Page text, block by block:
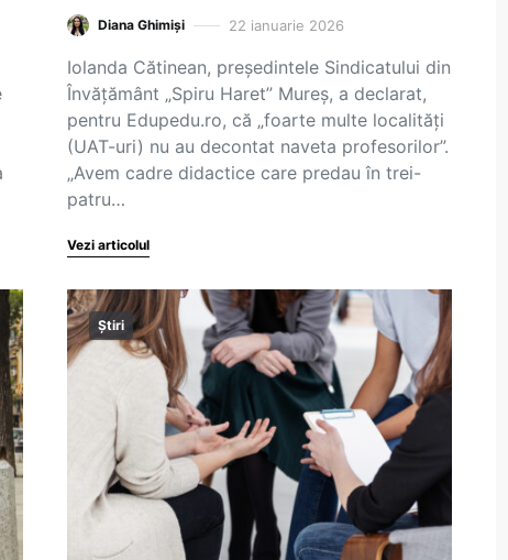
Diana Ghimiși 22 ianuarie 2026
Iolanda Cătinean, președintele Sindicatului din
Învățământ „Spiru Haret” Mureș, a declarat,
pentru Edupedu.ro, că „foarte multe localități
(UAT-uri) nu au decontat naveta profesorilor”.
„Avem cadre didactice care predau în trei-
patru…
Vezi articolul
Știri